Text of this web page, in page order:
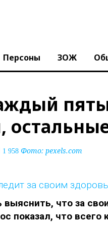
Персоны ЗОЖ
1 958 Фото: pexels.com
что за
показал, что